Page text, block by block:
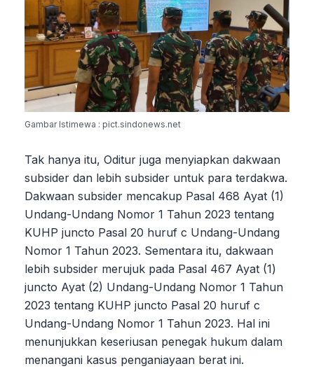
Gambar Istimewa : pict.sindonews.net
Tak hanya itu, Oditur juga menyiapkan dakwaan
subsider dan lebih subsider untuk para terdakwa.
Dakwaan subsider mencakup Pasal 468 Ayat (1)
Undang-Undang Nomor 1 Tahun 2023 tentang
KUHP juncto Pasal 20 huruf c Undang-Undang
Nomor 1 Tahun 2023. Sementara itu, dakwaan
lebih subsider merujuk pada Pasal 467 Ayat (1)
juncto Ayat (2) Undang-Undang Nomor 1 Tahun
2023 tentang KUHP juncto Pasal 20 huruf c
Undang-Undang Nomor 1 Tahun 2023. Hal ini
menunjukkan keseriusan penegak hukum dalam
menangani kasus penganiayaan berat ini.